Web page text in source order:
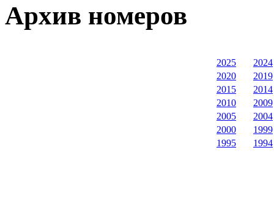
Архив номеров
2025
2024
2020
2019
2015
2014
2010
2009
2005
2004
2000
1999
1995
1994